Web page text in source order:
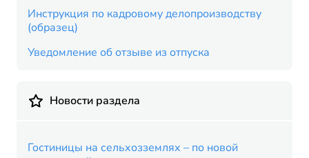
Инструкция по кадровому делопроизводству
(образец)
Уведомление об отзыве из отпуска
Новости раздела
Гостиницы на сельхозземлях – по новой